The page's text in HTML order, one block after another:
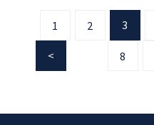
1 2 3
8